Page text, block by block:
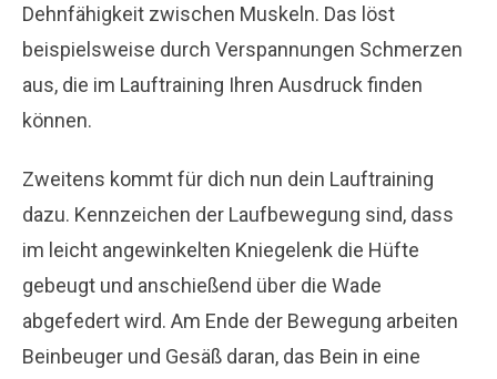
Dehnfähigkeit zwischen Muskeln. Das löst
beispielsweise durch Verspannungen Schmerzen
aus, die im Lauftraining Ihren Ausdruck finden
können.
Zweitens kommt für dich nun dein Lauftraining
dazu. Kennzeichen der Laufbewegung sind, dass
im leicht angewinkelten Kniegelenk die Hüfte
gebeugt und anschießend über die Wade
abgefedert wird. Am Ende der Bewegung arbeiten
Beinbeuger und Gesäß daran, das Bein in eine